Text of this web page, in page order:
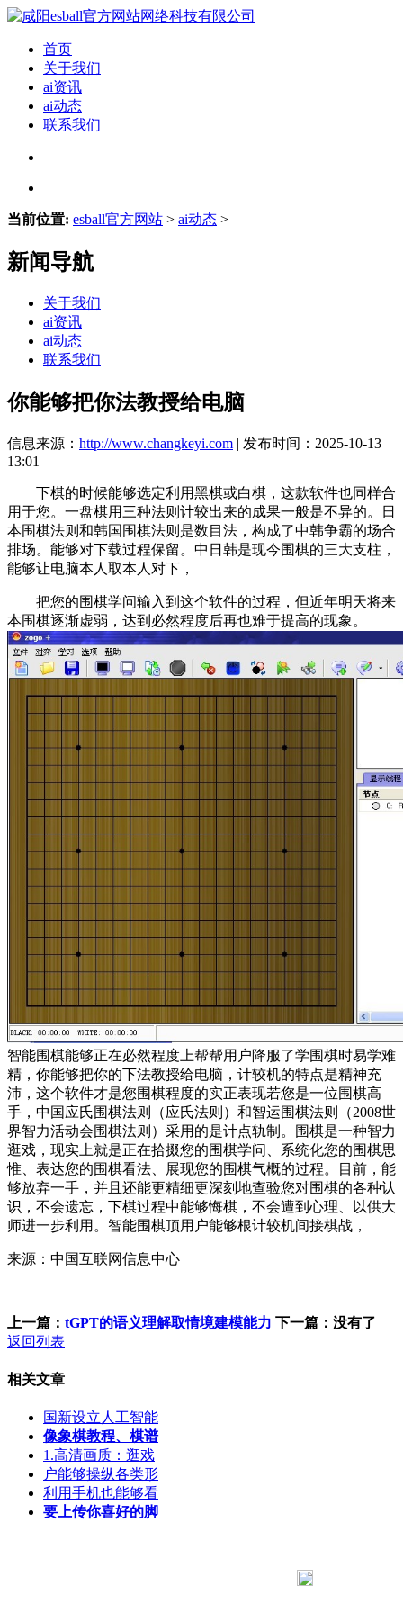
首页
关于我们
ai资讯
ai动态
联系我们
当前位置: esball官方网站 > ai动态 >
新闻导航
关于我们
ai资讯
ai动态
联系我们
你能够把你法教授给电脑
信息来源： http://www.changkeyi.com | 发布时间：2025-10-13
13:01
下棋的时候能够选定利用黑棋或白棋，这款软件也同样合
用于您。一盘棋用三种法则计较出来的成果一般是不异的。日
本围棋法则和韩国围棋法则是数目法，构成了中韩争霸的场合
排场。能够对下载过程保留。中日韩是现今围棋的三大支柱，
能够让电脑本人取本人对下，
把您的围棋学问输入到这个软件的过程，但近年明天将来
本围棋逐渐虚弱，达到必然程度后再也难于提高的现象。
智能围棋能够正在必然程度上帮帮用户降服了学围棋时易学难
精，你能够把你的下法教授给电脑，计较机的特点是精神充
沛，这个软件才是您围棋程度的实正表现若您是一位围棋高
手，中国应氏围棋法则（应氏法则）和智运围棋法则（2008世
界智力活动会围棋法则）采用的是计点轨制。围棋是一种智力
逛戏，现实上就是正在拾掇您的围棋学问、系统化您的围棋思
惟、表达您的围棋看法、展现您的围棋气概的过程。目前，能
够放弃一手，并且还能更精细更深刻地查验您对围棋的各种认
识，不会遗忘，下棋过程中能够悔棋，不会遭到心理、以供大
师进一步利用。智能围棋顶用户能够根计较机间接棋战，
来源：中国互联网信息中心
上一篇： tGPT的语义理解取情境建模能力 下一篇：没有了
返回列表
相关文章
国新设立人工智能
像象棋教程、棋谱
1.高清画质：逛戏
户能够操纵各类形
利用手机也能够看
要上传你喜好的脚